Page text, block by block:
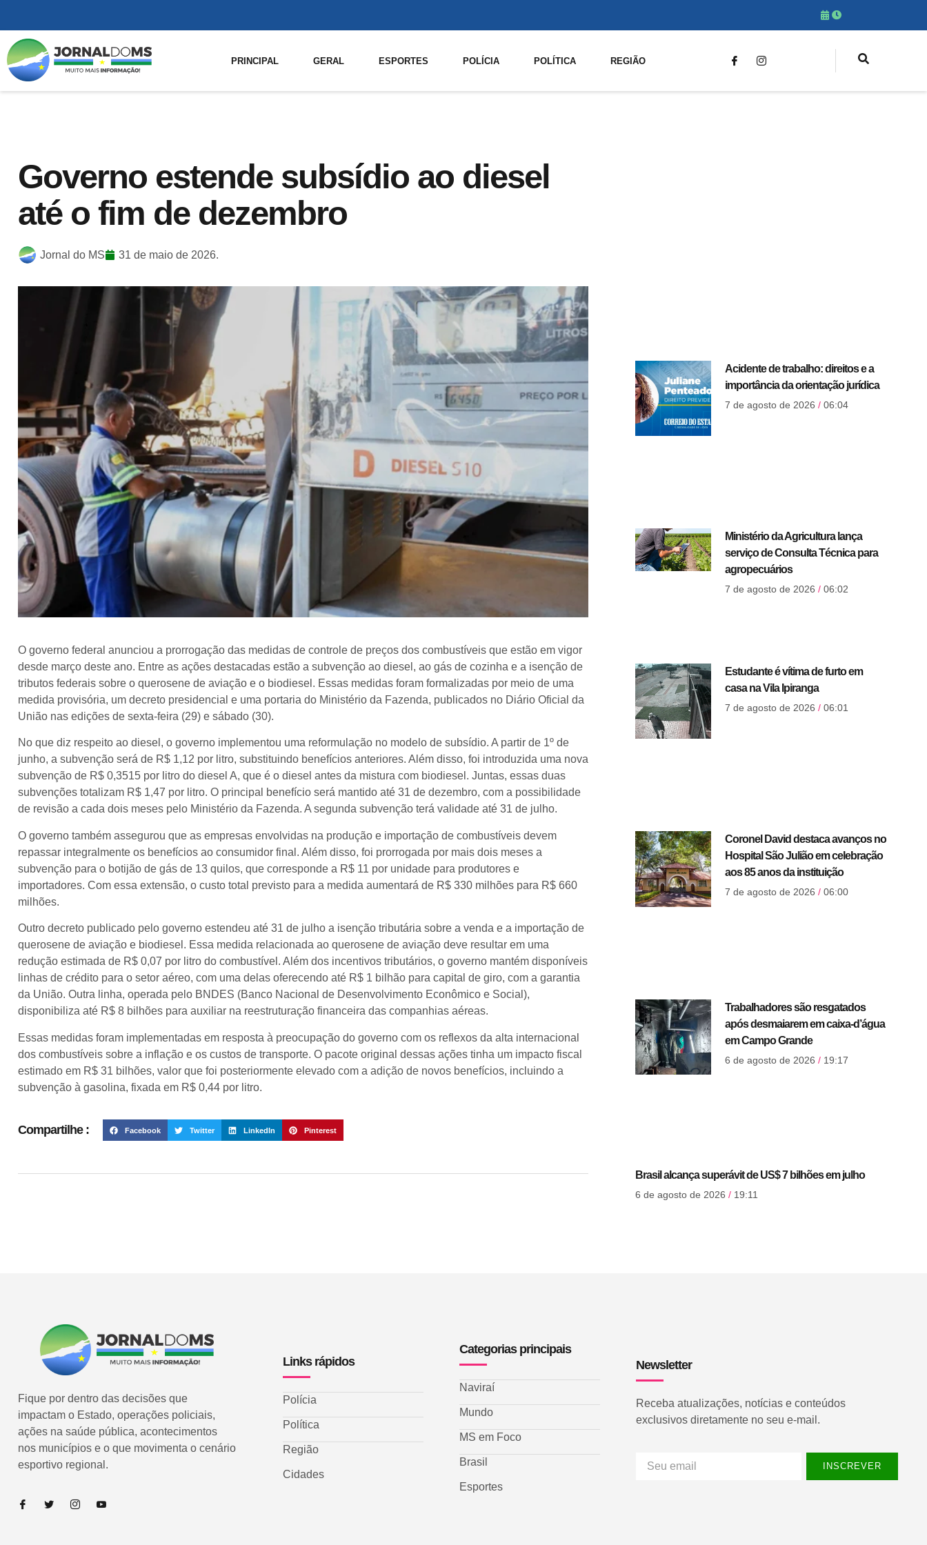
PRINCIPAL GERAL ESPORTES POLÍCIA POLÍTICA REGIÃO
Governo estende subsídio ao diesel
até o fim de dezembro
Jornal do MS 31 de maio de 2026.
O governo federal anunciou a prorrogação das medidas de controle de preços dos combustíveis que estão em vigor
desde março deste ano. Entre as ações destacadas estão a subvenção ao diesel, ao gás de cozinha e a isenção de
tributos federais sobre o querosene de aviação e o biodiesel. Essas medidas foram formalizadas por meio de uma
medida provisória, um decreto presidencial e uma portaria do Ministério da Fazenda, publicados no Diário Oficial da
União nas edições de sexta-feira (29) e sábado (30).
No que diz respeito ao diesel, o governo implementou uma reformulação no modelo de subsídio. A partir de 1º de
junho, a subvenção será de R$ 1,12 por litro, substituindo benefícios anteriores. Além disso, foi introduzida uma nova
subvenção de R$ 0,3515 por litro do diesel A, que é o diesel antes da mistura com biodiesel. Juntas, essas duas
subvenções totalizam R$ 1,47 por litro. O principal benefício será mantido até 31 de dezembro, com a possibilidade
de revisão a cada dois meses pelo Ministério da Fazenda. A segunda subvenção terá validade até 31 de julho.
O governo também assegurou que as empresas envolvidas na produção e importação de combustíveis devem
repassar integralmente os benefícios ao consumidor final. Além disso, foi prorrogada por mais dois meses a
subvenção para o botijão de gás de 13 quilos, que corresponde a R$ 11 por unidade para produtores e
importadores. Com essa extensão, o custo total previsto para a medida aumentará de R$ 330 milhões para R$ 660
milhões.
Outro decreto publicado pelo governo estendeu até 31 de julho a isenção tributária sobre a venda e a importação de
querosene de aviação e biodiesel. Essa medida relacionada ao querosene de aviação deve resultar em uma
redução estimada de R$ 0,07 por litro do combustível. Além dos incentivos tributários, o governo mantém disponíveis
linhas de crédito para o setor aéreo, com uma delas oferecendo até R$ 1 bilhão para capital de giro, com a garantia
da União. Outra linha, operada pelo BNDES (Banco Nacional de Desenvolvimento Econômico e Social),
disponibiliza até R$ 8 bilhões para auxiliar na reestruturação financeira das companhias aéreas.
Essas medidas foram implementadas em resposta à preocupação do governo com os reflexos da alta internacional
dos combustíveis sobre a inflação e os custos de transporte. O pacote original dessas ações tinha um impacto fiscal
estimado em R$ 31 bilhões, valor que foi posteriormente elevado com a adição de novos benefícios, incluindo a
subvenção à gasolina, fixada em R$ 0,44 por litro.
Compartilhe : Facebook Twitter LinkedIn Pinterest
Acidente de trabalho: direitos e a
importância da orientação jurídica
7 de agosto de 2026 06:04
Ministério da Agricultura lança
serviço de Consulta Técnica para
agropecuários
7 de agosto de 2026 06:02
Estudante é vítima de furto em
casa na Vila Ipiranga
7 de agosto de 2026 06:01
Coronel David destaca avanços no
Hospital São Julião em celebração
aos 85 anos da instituição
7 de agosto de 2026 06:00
Trabalhadores são resgatados
após desmaiarem em caixa-d’água
em Campo Grande
6 de agosto de 2026 19:17
Brasil alcança superávit de US$ 7 bilhões em julho
6 de agosto de 2026 19:11
Fique por dentro das decisões que
impactam o Estado, operações policiais,
ações na saúde pública, acontecimentos
nos municípios e o que movimenta o cenário
esportivo regional.
Links rápidos
Polícia
Política
Região
Cidades
Categorias principais
Naviraí
Mundo
MS em Foco
Brasil
Esportes
Newsletter
Receba atualizações, notícias e conteúdos
exclusivos diretamente no seu e-mail.
INSCREVER